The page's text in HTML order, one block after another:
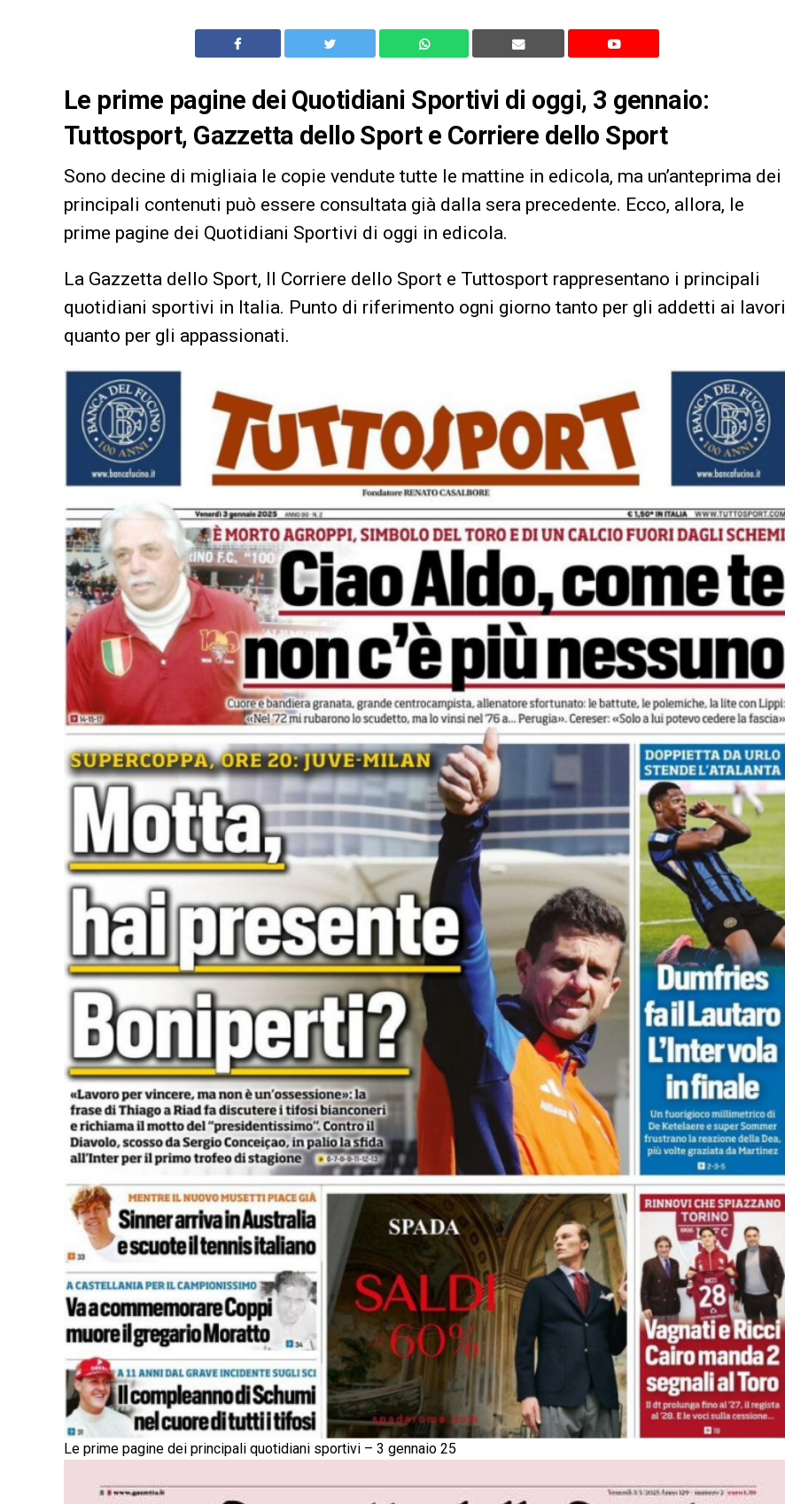
Le prime pagine dei Quotidiani Sportivi di oggi, 3 gennaio:
Tuttosport, Gazzetta dello Sport e Corriere dello Sport
Sono decine di migliaia le copie vendute tutte le mattine in edicola, ma un’anteprima dei
principali contenuti può essere consultata già dalla sera precedente. Ecco, allora, le
prime pagine dei Quotidiani Sportivi di oggi in edicola.
La Gazzetta dello Sport, Il Corriere dello Sport e Tuttosport rappresentano i principali
quotidiani sportivi in Italia. Punto di riferimento ogni giorno tanto per gli addetti ai lavori
quanto per gli appassionati.
Le prime pagine dei principali quotidiani sportivi – 3 gennaio 25